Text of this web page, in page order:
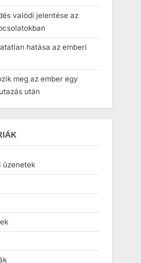
valódi jelentése az
hatása az emberi
meg az ember egy
után
üzenetek